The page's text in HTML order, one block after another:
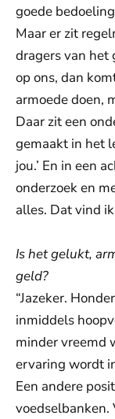
goede
Maar er zit
dragers van het
op ons, dan
armoede doen,
Daar zit een
gemaakt in het
jou.’ En in een
onderzoek en
alles. Dat vind
Is het gelukt,
geld?
“Jazeker.
inmiddels
minder vreemd
ervaring wordt
Een andere
voedselbanken.